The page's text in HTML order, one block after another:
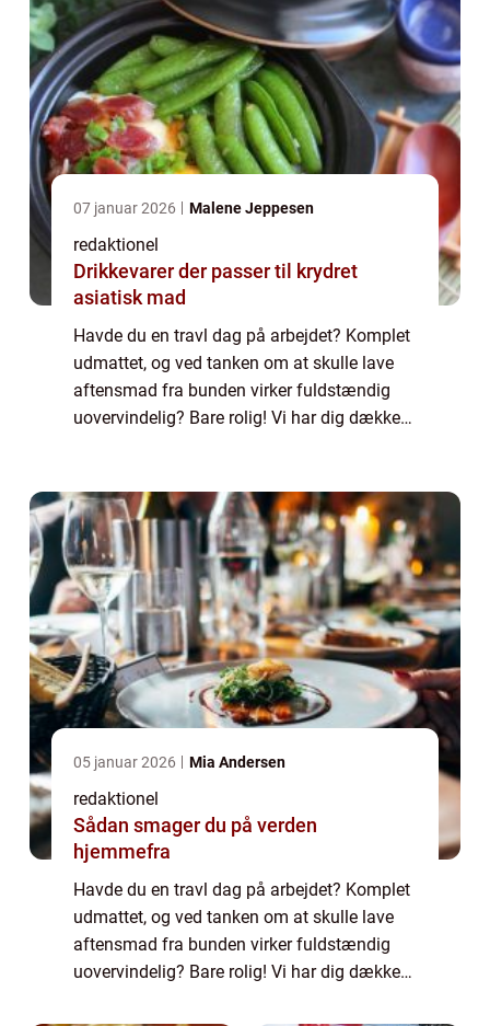
07 januar 2026 Malene Jeppesen
redaktionel
Drikkevarer der passer til krydret
asiatisk mad
Havde du en travl dag på arbejdet? Komplet
udmattet, og ved tanken om at skulle lave
aftensmad fra bunden virker fuldstændig
uovervindelig? Bare rolig! Vi har dig dækket
05 januar 2026 Mia Andersen
redaktionel
Sådan smager du på verden
hjemmefra
Havde du en travl dag på arbejdet? Komplet
udmattet, og ved tanken om at skulle lave
aftensmad fra bunden virker fuldstændig
uovervindelig? Bare rolig! Vi har dig dækket